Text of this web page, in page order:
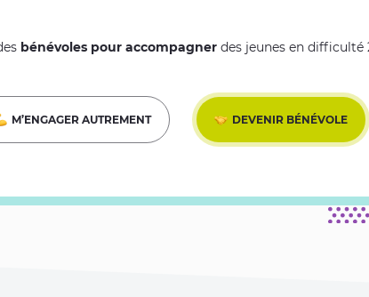
bénévoles pour accompagner des jeunes en difficulté
M’ENGAGER AUTREMENT DEVENIR BÉNÉVOLE